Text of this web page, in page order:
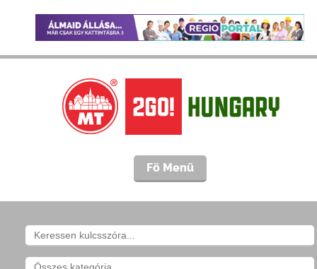
Fö Menü